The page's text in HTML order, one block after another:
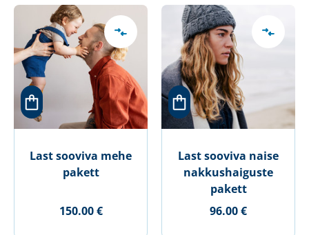
Last sooviva mehe
pakett
150.00 €
Last sooviva naise
nakkushaiguste
pakett
96.00 €